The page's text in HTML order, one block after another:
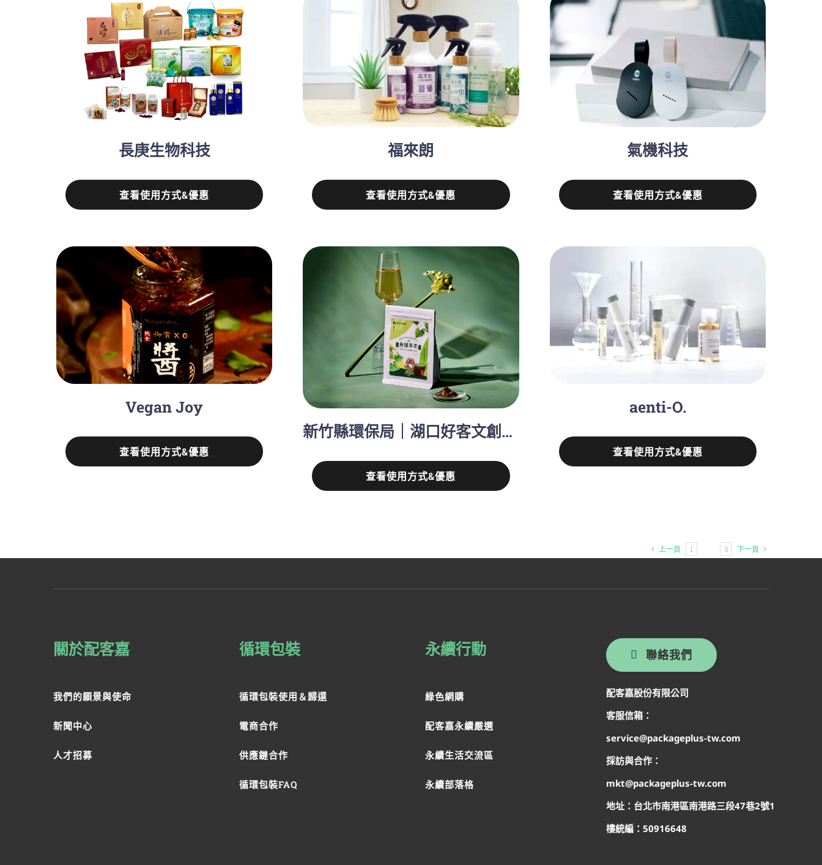
長庚生物科技
查看使用方式&優惠
福來朗
查看使用方式&優惠
氣機科技
查看使用方式&優惠
Vegan Joy
查看使用方式&優惠
新竹縣環保局｜湖口好客文創園區（已結束）
查看使用方式&優惠
aenti-O.
查看使用方式&優惠
上一頁 1 3 下一頁
關於配客嘉
我們的願景與使命
新聞中心
人才招募
循環包裝
循環包裝使用＆歸還
電商合作
供應鏈合作
循環包裝FAQ
永續行動
綠色網購
配客嘉永續嚴選
永續生活交流區
永續部落格
聯絡我們
配客嘉股份有限公司
客服信箱：
service@packageplus-tw.com
採訪與合作：
mkt@packageplus-tw.com
地址：台北市南港區南港路三段47巷2號1
樓統編：50916648